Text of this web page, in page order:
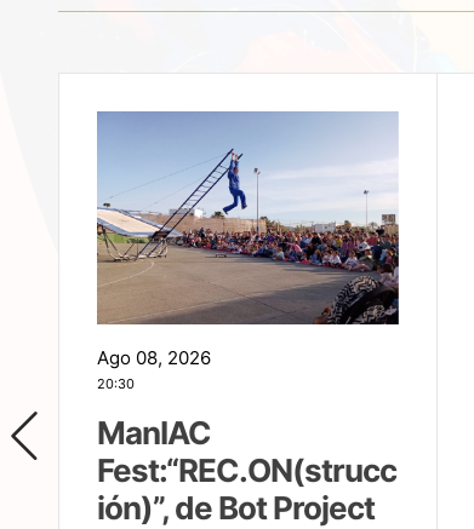
Ago 08, 2026
20:30
ManIAC
Fest:“REC.ON(strucc
ión)”, de Bot Project